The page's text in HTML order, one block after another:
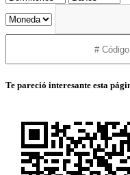
Te pareció interesante esta